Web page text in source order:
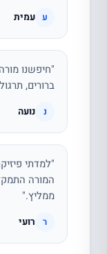
ע עמית
"חיפשנו
ברורים,
נ נועה
"למדתי
המורה
ממליץ."
ר רועי